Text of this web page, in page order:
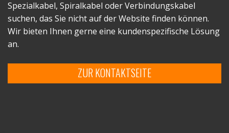
Spezialkabel, Spiralkabel oder Verbindungskabel
suchen, das Sie nicht auf der Website finden können.
Wir bieten Ihnen gerne eine kundenspezifische Lösung
an.
ZUR KONTAKTSEITE